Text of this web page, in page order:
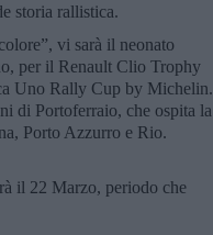
storia rallistica.
vi sarà il neonato
per il Renault Clio Trophy
Uno Rally Cup by Michelin.
di Portoferraio, che ospita la
Porto Azzurro e Rio.
il 22 Marzo, periodo che